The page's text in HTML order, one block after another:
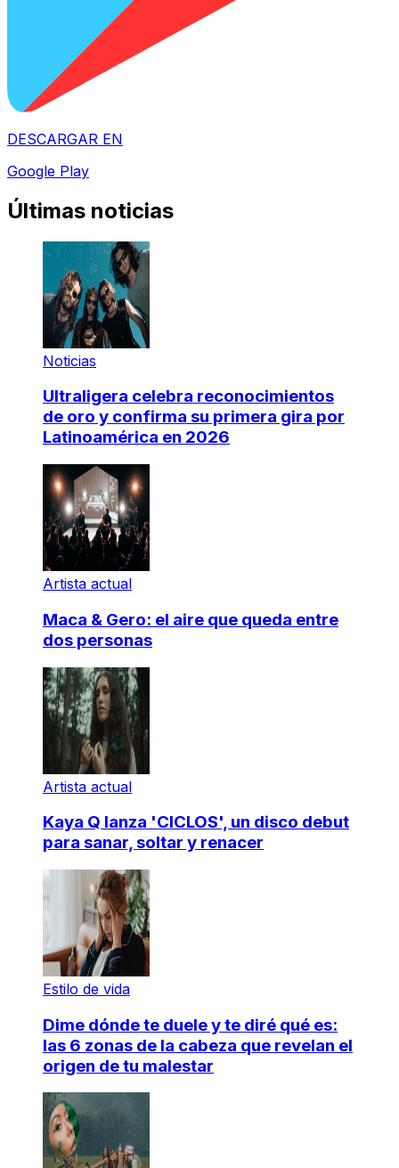
DESCARGAR EN
Google Play
Últimas noticias
Noticias
Ultraligera celebra reconocimientos
de oro y confirma su primera gira por
Latinoamérica en 2026
Artista actual
Maca & Gero: el aire que queda entre
dos personas
Artista actual
Kaya Q lanza 'CICLOS', un disco debut
para sanar, soltar y renacer
Estilo de vida
Dime dónde te duele y te diré qué es:
las 6 zonas de la cabeza que revelan el
origen de tu malestar